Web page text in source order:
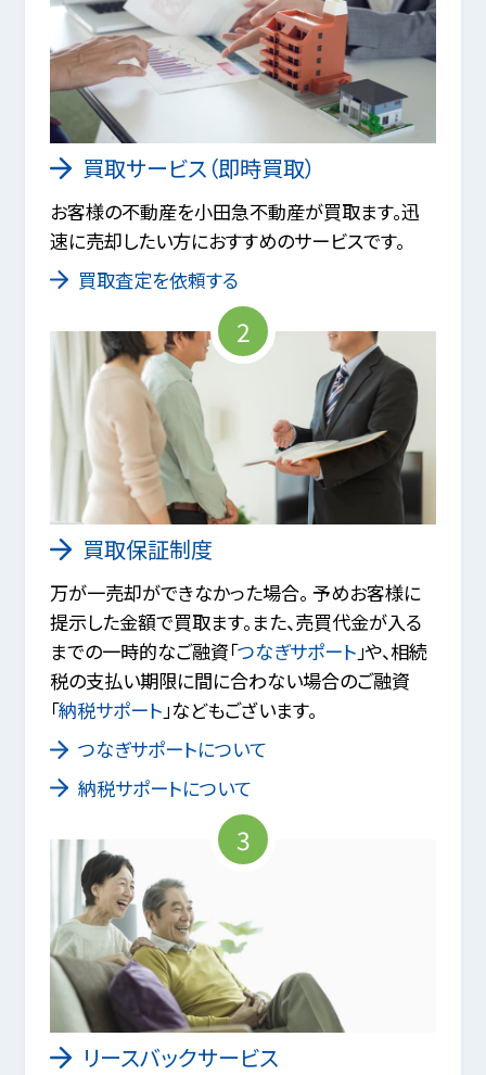
買取サービス（即時買取）
お客様の不動産を小田急不動産が買取ます。迅
速に売却したい方におすすめのサービスです。
買取査定を依頼する
2
買取保証制度
万が一売却ができなかった場合。 予めお客様に
提示した金額で買取ます。また、売買代金が入る
までの一時的なご融資「つなぎサポート」や、相続
税の支払い期限に間に合わない場合のご融資
「納税サポート」などもございます。
つなぎサポートについて
納税サポートについて
3
リースバックサービス